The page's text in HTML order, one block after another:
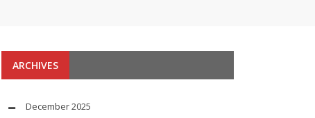
ARCHIVES
December 2025